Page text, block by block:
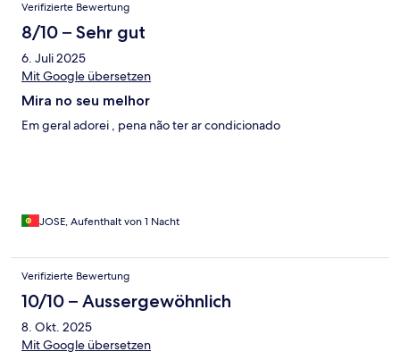
Verifizierte Bewertung
8/10 – Sehr gut
6. Juli 2025
Mit Google übersetzen
Mira no seu melhor
Em geral adorei , pena não ter ar condicionado
JOSE, Aufenthalt von 1 Nacht
Verifizierte Bewertung
10/10 – Aussergewöhnlich
8. Okt. 2025
Mit Google übersetzen